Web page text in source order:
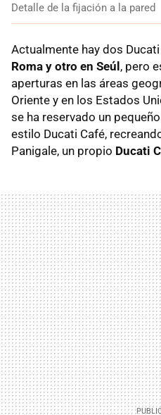
Detalle de la fijación a la pared
Actualmente hay dos
Roma y otro en Seúl, pero
aperturas en las áreas
Oriente y en los Estados
se ha reservado un
estilo Ducati Café,
Panigale, un propio Ducati